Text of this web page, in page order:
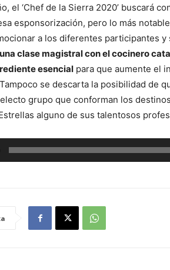
el ‘Chef de la Sierra 2020’ buscará
esponsorización, pero lo más
a los diferentes participantes
clase magistral con el cocinero
esencial para que aumente el
se descarta la posibilidad de
grupo que conforman los
alguno de sus talentosos